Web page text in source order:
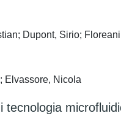
Dupont, Sirio;
Elvassore, Nicola
tecnologia